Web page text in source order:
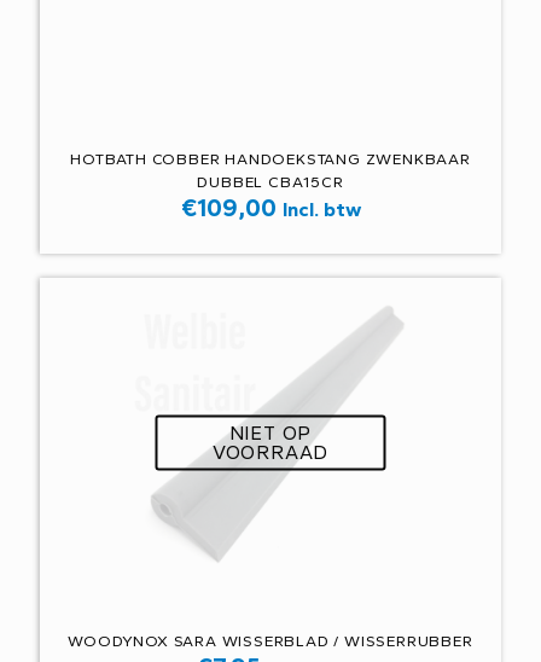
HOTBATH COBBER HANDOEKSTANG ZWENKBAAR
DUBBEL CBA15CR
€109,00 Incl. btw
NIET OP
VOORRAAD
WOODYNOX SARA WISSERBLAD / WISSERRUBBER